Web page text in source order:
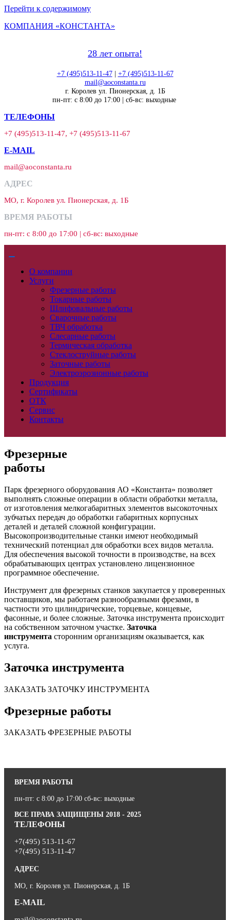
Перейти к содержимому
КОМПАНИЯ «КОНСТАНТА»
28 лет опыта!
+7 (495)513-11-47| +7 (495)513-11-67
mail@aoconstanta.ru
г. Королев ул. Пионерская, д. 1Б
пн-пт: с 8:00 до 17:00 | сб-вс: выходные
ТЕЛЕФОНЫ
+7 (495)513-11-47, +7 (495)513-11-67
E-MAIL
mail@aoconstanta.ru
АДРЕС
МО, г. Королев ул. Пионерская, д. 1Б
ВРЕМЯ РАБОТЫ
пн-пт: с 8:00 до 17:00 | сб-вс: выходные
О компании
Услуги
Фрезерные работы
Токарные работы
Шлифовальные работы
Сварочные работы
ТВЧ обработка
Слесарные работы
Термическая обработка
Стеклоструйные работы
Заточные работы
Электроэрозионные работы
Продукция
Сертификаты
ОТК
Сервис
Контакты
Фрезерные
работы
Парк фрезерного оборудования АО «Константа» позволяет
выполнять сложные операции в области обработки металла,
от изготовления мелкогабаритных элементов высокоточных
зубчатых передач до обработки габаритных корпусных
деталей и деталей сложной конфигурации.
Высокопроизводительные станки имеют необходимый
технический потенциал для обработки всех видов металла.
Для обеспечения высокой точности в производстве, на всех
обрабатывающих центрах установлено лицензионное
программное обеспечение.
Инструмент для фрезерных станков закупается у проверенных
поставщиков, мы работаем разнообразными фрезами, в
частности это цилиндрические, торцевые, концевые,
фасонные, и более сложные. Заточка инструмента происходит
на собственном заточном участке. Заточка
инструмента сторонним организациям оказывается, как
услуга.
Заточка инструмента
ЗАКАЗАТЬ ЗАТОЧКУ ИНСТРУМЕНТА
Фрезерные работы
ЗАКАЗАТЬ ФРЕЗЕРНЫЕ РАБОТЫ
ВРЕМЯ РАБОТЫ
пн-пт: с 8:00 до 17:00 сб-вс: выходные
ВСЕ ПРАВА ЗАЩИЩЕНЫ 2018 - 2025
ТЕЛЕФОНЫ
+7(495) 513-11-67
+7(495) 513-11-47
АДРЕС
МО, г. Королев ул. Пионерская, д. 1Б
E-MAIL